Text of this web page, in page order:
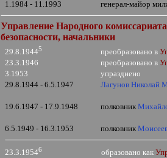
1.1984 - 11.1993
генерал-майор
Управление Народного
безопасности, начальники
29.8.19445 преобразовано в
23.3.1946
преобразовано в
3.1953
упразднено
29.8.1944 - 6.5.1947
Лагунов Николай
19.6.1947 - 17.9.1948 полковник
6.5.1949 - 16.3.1953 полковник
23.3.19546 образовано как